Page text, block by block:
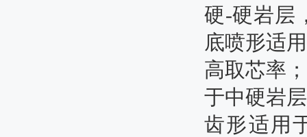
硬-硬岩层
底喷形适
高取芯率；
于中硬岩
齿形适用